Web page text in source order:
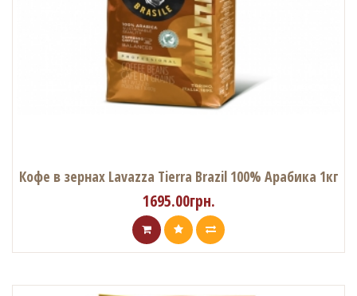
Кофе в зернах Lavazza Tierra Brazil 100% Арабика 1кг
1695.00грн.